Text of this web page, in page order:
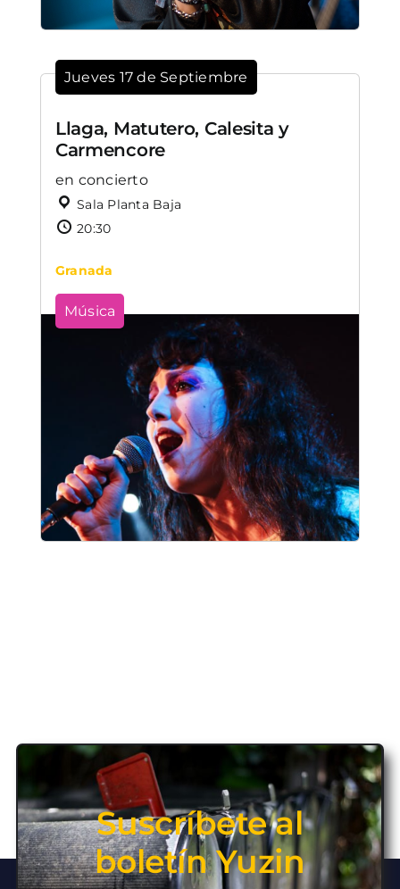
Jueves 17 de Septiembre
Llaga, Matutero, Calesita y
Carmencore
en concierto
Sala Planta Baja
20:30
Granada
Música
Suscríbete al
boletín Yuzin